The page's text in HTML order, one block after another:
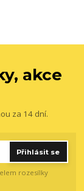
akce
za 14 dní.
Přihlásit se
rozesílky